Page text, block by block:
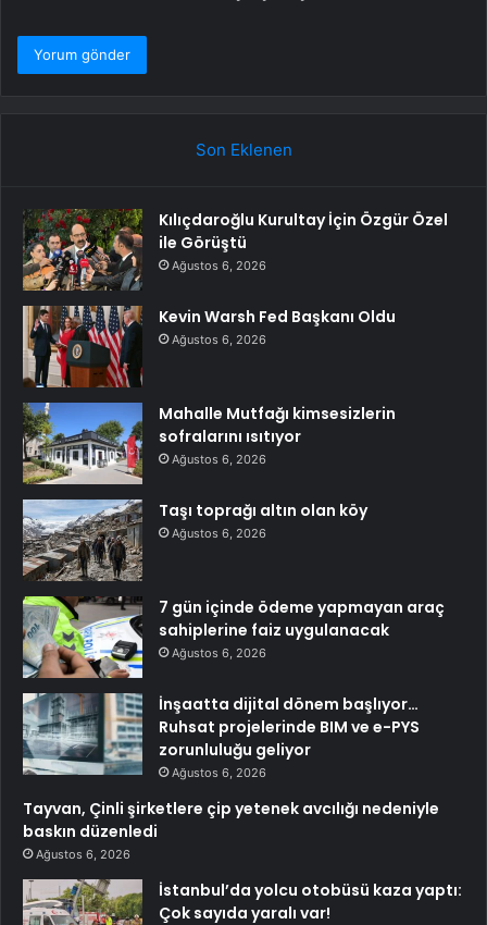
Son Eklenen
Kılıçdaroğlu Kurultay İçin Özgür Özel
ile Görüştü
Ağustos 6, 2026
Kevin Warsh Fed Başkanı Oldu
Ağustos 6, 2026
Mahalle Mutfağı kimsesizlerin
sofralarını ısıtıyor
Ağustos 6, 2026
Taşı toprağı altın olan köy
Ağustos 6, 2026
7 gün içinde ödeme yapmayan araç
sahiplerine faiz uygulanacak
Ağustos 6, 2026
İnşaatta dijital dönem başlıyor…
Ruhsat projelerinde BIM ve e-PYS
zorunluluğu geliyor
Ağustos 6, 2026
Tayvan, Çinli şirketlere çip yetenek avcılığı nedeniyle
baskın düzenledi
Ağustos 6, 2026
İstanbul’da yolcu otobüsü kaza yaptı:
Çok sayıda yaralı var!